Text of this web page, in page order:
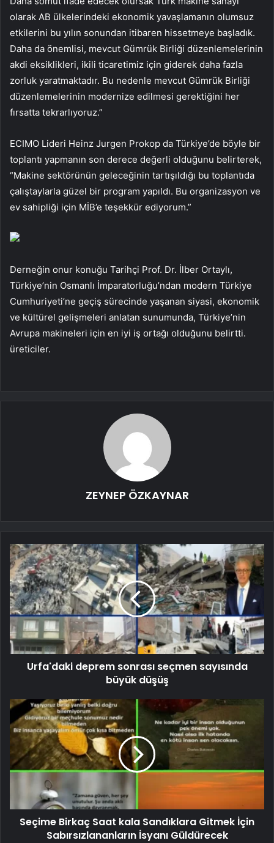
olarak AB ülkelerindeki ekonomik yavaşlamanın olumsuz
etkilerini bu yılın sonundan itibaren hissetmeye başladık.
Daha da önemlisi, mevcut Gümrük Birliği düzenlemelerinin
akdi eksiklikleri, ikili ticaretimiz için giderek daha fazla
zorluk yaratmaktadır. Bu nedenle mevcut Gümrük Birliği
düzenlemelerinin modernize edilmesi gerektiğini her
fırsatta tekrarlıyoruz.”
ECIMO Lideri Heinz Jurgen Prokop da Türkiye’de böyle bir
toplantı yapmanın son derece değerli olduğunu belirterek,
“Makine sektörünün geleceğinin tartışıldığı bu toplantıda
çalıştaylarla güzel bir program yapıldı. Bu organizasyon ve
ev sahipliği için MİB’e teşekkür ediyorum.”
Derneğin onur konuğu Tarihçi Prof. Dr. İlber Ortaylı,
Türkiye’nin Osmanlı İmparatorluğu’ndan modern Türkiye
Cumhuriyeti’ne geçiş sürecinde yaşanan siyasi, ekonomik
ve kültürel gelişmeleri anlatan sunumunda, Türkiye’nin
Avrupa makineleri için en iyi iş ortağı olduğunu belirtti.
üreticiler.
ZEYNEP ÖZKAYNAR
Urfa'daki deprem sonrası seçmen sayısında
büyük düşüş
Seçime Birkaç Saat kala Sandıklara Gitmek İçin
Sabırsızlananların İsyanı Güldürecek